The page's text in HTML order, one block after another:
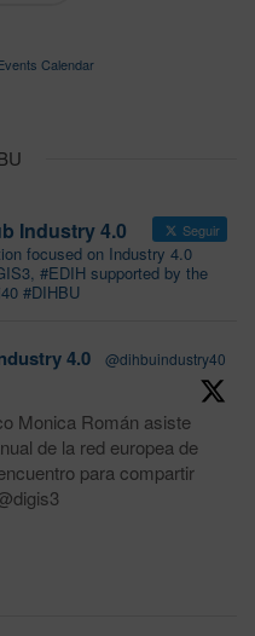
Calendar
Industry 4.0 Seguir
focused on Industry 4.0
#EDIH supported by the
#DIHBU
4.0
@dihbuindustry40
Monica Román asiste
de la red europea de
para compartir